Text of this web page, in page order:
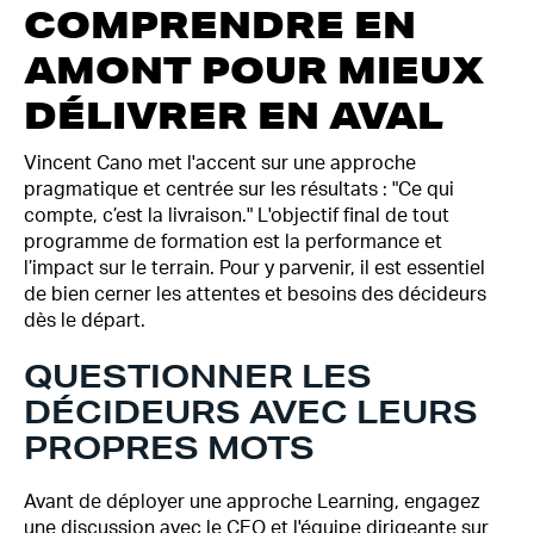
COMPRENDRE EN
AMONT POUR MIEUX
DÉLIVRER EN AVAL
Vincent Cano met l'accent sur une approche
pragmatique et centrée sur les résultats : "Ce qui
compte, c’est la livraison." L'objectif final de tout
programme de formation est la performance et
l’impact sur le terrain. Pour y parvenir, il est essentiel
de bien cerner les attentes et besoins des décideurs
dès le départ.
QUESTIONNER LES
DÉCIDEURS AVEC LEURS
PROPRES MOTS
Avant de déployer une approche Learning, engagez
une discussion avec le CEO et l'équipe dirigeante sur